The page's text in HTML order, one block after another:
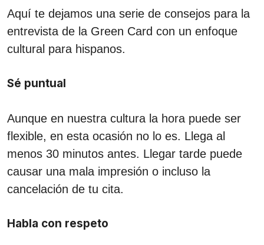
Aquí te dejamos una serie de consejos para la
entrevista de la Green Card con un enfoque
cultural para hispanos.
Sé puntual
Aunque en nuestra cultura la hora puede ser
flexible, en esta ocasión no lo es. Llega al
menos 30 minutos antes. Llegar tarde puede
causar una mala impresión o incluso la
cancelación de tu cita.
Habla con respeto